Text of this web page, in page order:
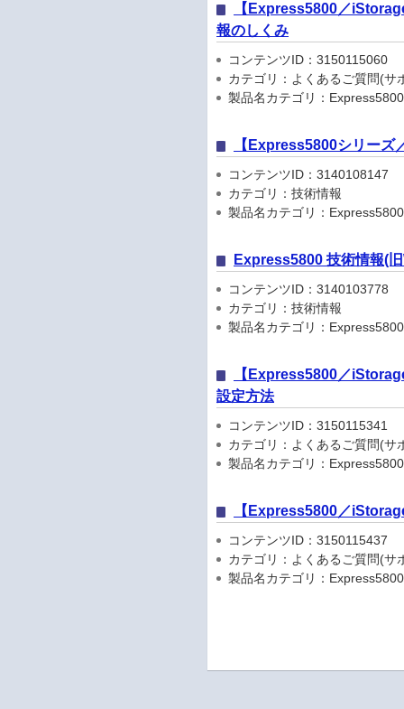
【Express5800／
報のしくみ
コンテンツID：3150115060
カテゴリ：よくあるご質問(サ
製品名カテゴリ：
【Express5800シリー
コンテンツID：3140108147
カテゴリ：技術情報
製品名カテゴリ：
Express5800 技術情報(
コンテンツID：3140103778
カテゴリ：技術情報
製品名カテゴリ：
【Express5800／
設定方法
コンテンツID：3150115341
カテゴリ：よくあるご質問(サ
製品名カテゴリ：
【Express5800／
コンテンツID：3150115437
カテゴリ：よくあるご質問(サ
製品名カテゴリ：